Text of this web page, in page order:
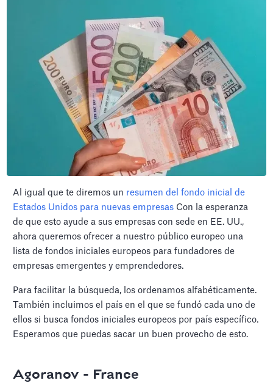
Al igual que te diremos un resumen del fondo inicial de
Estados Unidos para nuevas empresas Con la esperanza
de que esto ayude a sus empresas con sede en EE. UU.,
ahora queremos ofrecer a nuestro público europeo una
lista de fondos iniciales europeos para fundadores de
empresas emergentes y emprendedores.
Para facilitar la búsqueda, los ordenamos alfabéticamente.
También incluimos el país en el que se fundó cada uno de
ellos si busca fondos iniciales europeos por país específico.
Esperamos que puedas sacar un buen provecho de esto.
Agoranov - France